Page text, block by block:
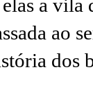
a vila
ao
dos